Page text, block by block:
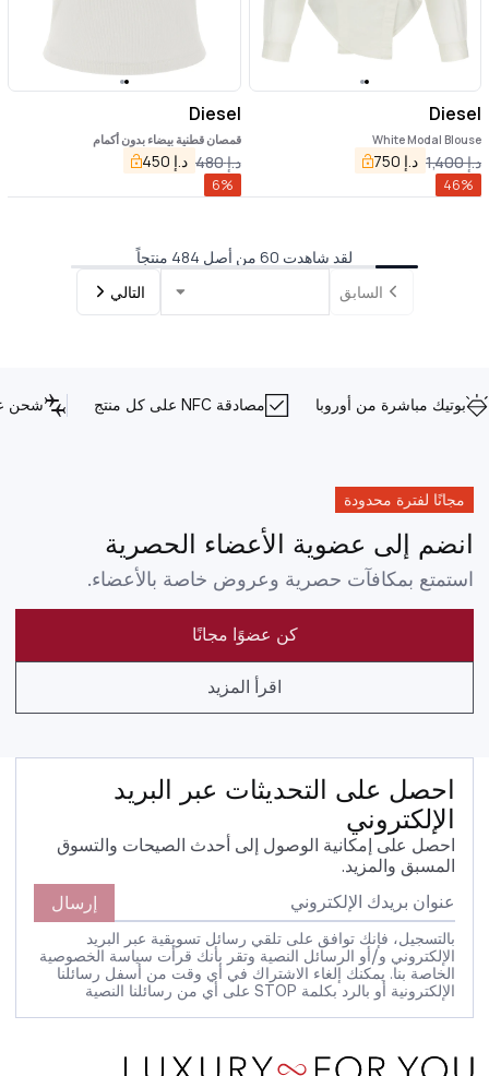
Diesel
White Modal Blouse
د.إ1,400 د.إ 750
46%
Diesel
قمصان قطنية بيضاء بدون أكمام
د.إ480 د.إ 450
6%
لقد شاهدت 60 من أصل 484 منتجاً
السابق
التالي
بوتيك مباشرة من أوروبا مصادقة NFC على كل منتج شحن
مجانًا لفترة محدودة
انضم إلى عضوية الأعضاء الحصرية
استمتع بمكافآت حصرية وعروض خاصة بالأعضاء.
كن عضوًا مجانًا
اقرأ المزيد
احصل على التحديثات عبر البريد
الإلكتروني
احصل على إمكانية الوصول إلى أحدث الصيحات والتسوق
المسبق والمزيد.
إرسال
بالتسجيل، فإنك توافق على تلقي رسائل تسويقية عبر البريد
الإلكتروني و/أو الرسائل النصية وتقر بأنك قرأت سياسة الخصوصية
الخاصة بنا. يمكنك إلغاء الاشتراك في أي وقت من أسفل رسائلنا
الإلكترونية أو بالرد بكلمة STOP على أي من رسائلنا النصية